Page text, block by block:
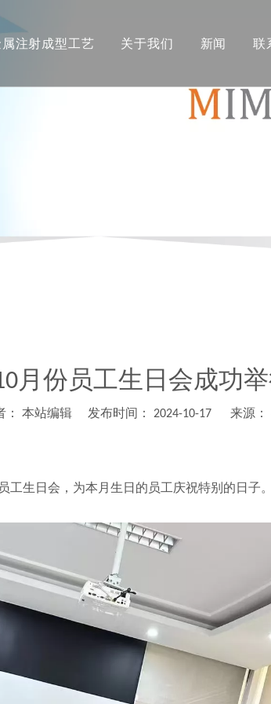
注射成型工艺 关于我们 新闻 联
月份员工生日会成功
本站编辑 发布时间： 2024-10-17 来源：
生日会，为本月生日的员工庆祝特别的日子